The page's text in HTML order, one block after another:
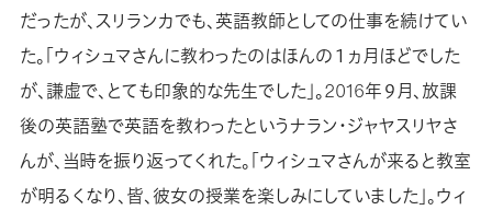
だったが、スリランカでも、英語教師としての仕事を続けてい
た。「ウィシュマさんに教わったのはほんの１ヵ月ほどでした
が、謙虚で、とても印象的な先生でした」。2016年９月、放課
後の英語塾で英語を教わったというナラン・ジャヤスリヤさ
んが、当時を振り返ってくれた。「ウィシュマさんが来ると教室
が明るくなり、皆、彼女の授業を楽しみにしていました」。ウィ